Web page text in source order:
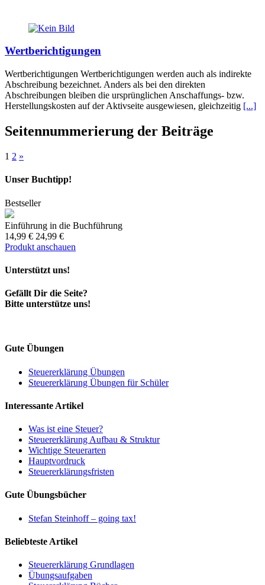
Wertberichtigungen
Wertberichtigungen Wertberichtigungen werden auch als indirekte
Abschreibung bezeichnet. Anders als bei den direkten
Abschreibungen bleiben die ursprünglichen Anschaffungs- bzw.
Herstellungskosten auf der Aktivseite ausgewiesen, gleichzeitig [...]
Seitennummerierung der Beiträge
1 2 »
Unser Buchtipp!
Bestseller
Einführung in die Buchführung
14,99 € 24,99 €
Produkt anschauen
Unterstützt uns!
Gefällt Dir die Seite?
Bitte unterstütze uns!
Gute Übungen
Steuererklärung Übungen
Steuererklärung Übungen für Schüler
Interessante Artikel
Was ist eine Steuer?
Steuererklärung Aufbau & Struktur
Wichtige Steuerarten
Hauptvordruck
Steuererklärungsfristen
Gute Übungsbücher
Stefan Steinhoff – going tax!
Beliebteste Artikel
Steuererklärung Grundlagen
Übungsaufgaben